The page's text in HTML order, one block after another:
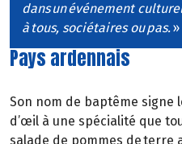
dans un événement
à tous, sociétaires ou pas.»
Pays ardennais
Son nom de baptême signe
d’œil à une spécialité que
salade de pommes de terre